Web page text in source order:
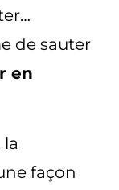
de sauter
en
façon